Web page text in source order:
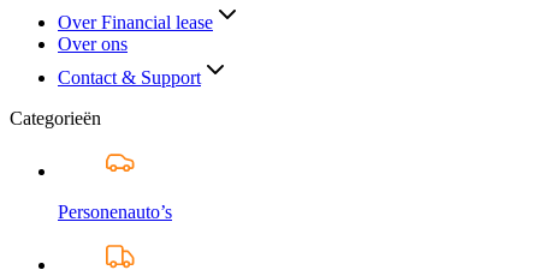
Over Financial lease
Over ons
Contact & Support
Categorieën
Personenauto’s